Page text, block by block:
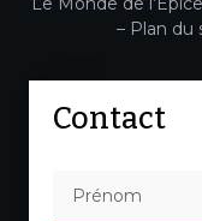
– Plan du
Contact